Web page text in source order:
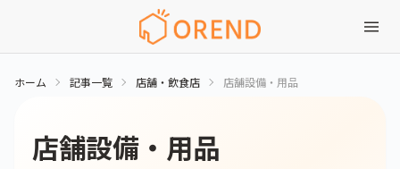
ホーム 記事一覧 店舗・飲食店 店舗設備・用品
店舗設備・用品